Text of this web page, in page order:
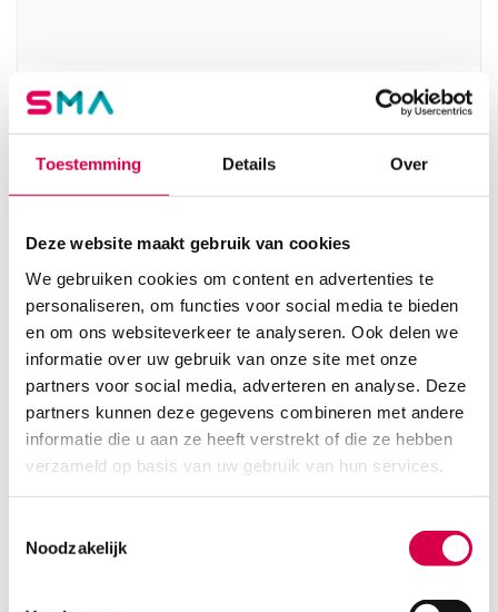
Toestemming Details Over
Deze website maakt gebruik van cookies
We gebruiken cookies om content en advertenties te
personaliseren, om functies voor social media te bieden
en om ons websiteverkeer te analyseren. Ook delen we
informatie over uw gebruik van onze site met onze
partners voor social media, adverteren en analyse. Deze
partners kunnen deze gegevens combineren met andere
informatie die u aan ze heeft verstrekt of die ze hebben
verzameld op basis van uw gebruik van hun services.
Noodzakelijk
Leukofix hechtpleister met klemring, 5cm x 5m
BSN
3 tot 5 werkdagen